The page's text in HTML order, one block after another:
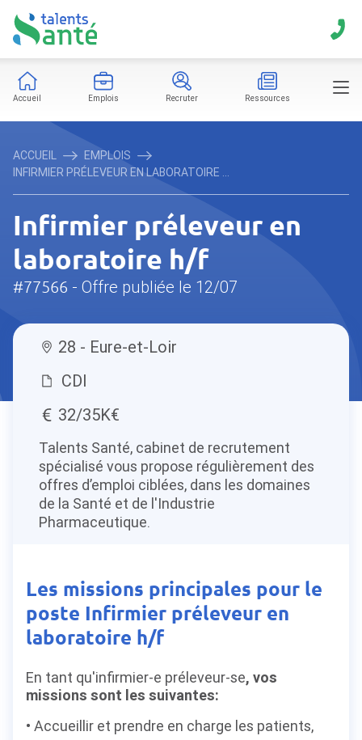
Accueil Emplois Recruter Ressources
ACCUEIL
EMPLOIS
INFIRMIER PRÉLEVEUR EN LABORATOIRE ...
Infirmier préleveur en
laboratoire h/f
#77566 - Offre publiée le 12/07
28 - Eure-et-Loir
CDI
32/35K€
Talents Santé, cabinet de recrutement
spécialisé vous propose régulièrement des
offres d’emploi ciblées, dans les domaines
de la Santé et de l'Industrie
Pharmaceutique.
Les missions principales pour le
poste Infirmier préleveur en
laboratoire h/f
En tant qu'infirmier-e préleveur-se, vos
missions sont les suivantes:
Accueillir et prendre en charge les patients,